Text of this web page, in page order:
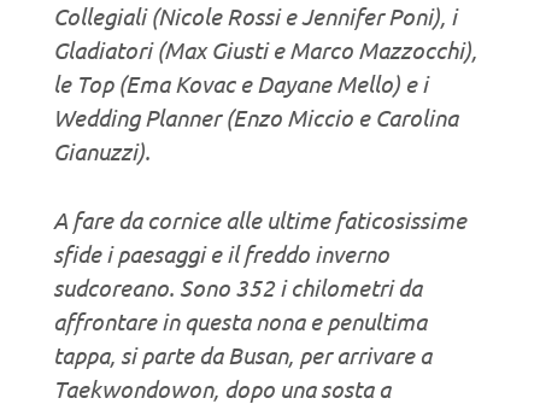
Collegiali (Nicole Rossi e Jennifer Poni), i
Gladiatori (Max Giusti e Marco Mazzocchi),
le Top (Ema Kovac e Dayane Mello) e i
Wedding Planner (Enzo Miccio e Carolina
Gianuzzi).
A fare da cornice alle ultime faticosissime
sfide i paesaggi e il freddo inverno
sudcoreano. Sono 352 i chilometri da
affrontare in questa nona e penultima
tappa, si parte da Busan, per arrivare a
Taekwondowon, dopo una sosta a